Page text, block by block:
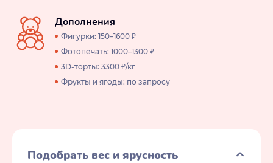
Дополнения
Фигурки: 150–1600 ₽
Фотопечать: 1000–1300 ₽
3D-торты: 3300 ₽/кг
Фрукты и ягоды: по запросу
Подобрать вес и ярусность